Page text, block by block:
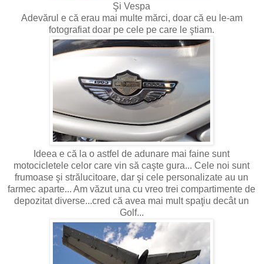
Şi Vespa
Adevărul e că erau mai multe mărci, doar că eu le-am
fotografiat doar pe cele pe care le ştiam.
Ideea e că la o astfel de adunare mai faine sunt
motocicletele celor care vin să caşte gura... Cele noi sunt
frumoase şi strălucitoare, dar şi cele personalizate au un
farmec aparte... Am văzut una cu vreo trei compartimente de
depozitat diverse...cred că avea mai mult spaţiu decât un
Golf...